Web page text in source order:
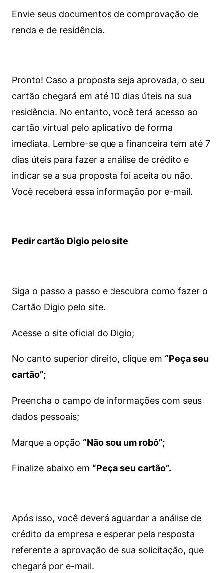
Envie seus documentos de comprovação de
renda e de residência.
Pronto! Caso a proposta seja aprovada, o seu
cartão chegará em até 10 dias úteis na sua
residência. No entanto, você terá acesso ao
cartão virtual pelo aplicativo de forma
imediata. Lembre-se que a financeira tem até 7
dias úteis para fazer a análise de crédito e
indicar se a sua proposta foi aceita ou não.
Você receberá essa informação por e-mail.
Pedir cartão Digio pelo site
Siga o passo a passo e descubra como fazer o
Cartão Digio pelo site.
Acesse o site oficial do Digio;
No canto superior direito, clique em “Peça seu
cartão”;
Preencha o campo de informações com seus
dados pessoais;
Marque a opção “Não sou um robô”;
Finalize abaixo em “Peça seu cartão”.
Após isso, você deverá aguardar a análise de
crédito da empresa e esperar pela resposta
referente a aprovação de sua solicitação, que
chegará por e-mail.